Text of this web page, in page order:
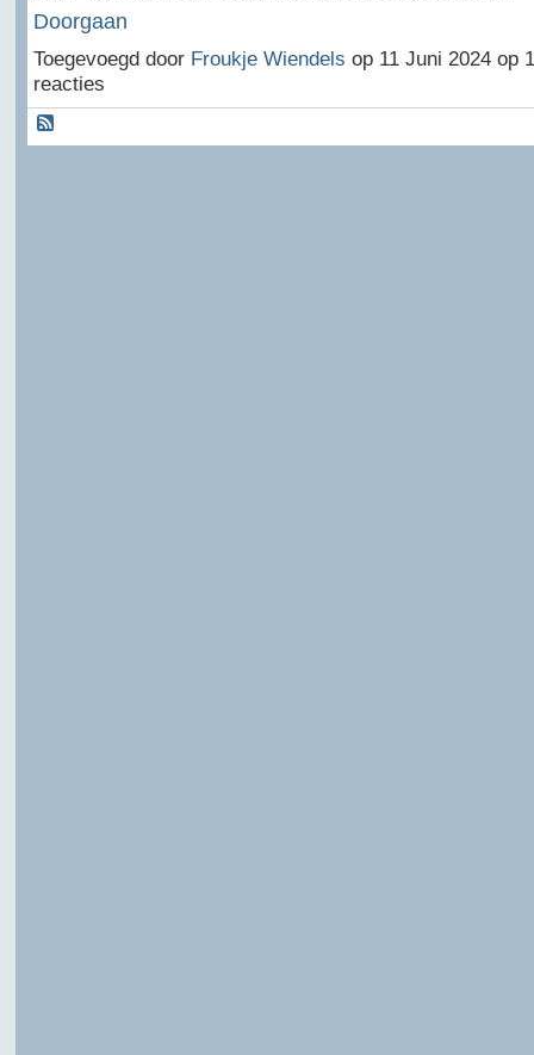
Doorgaan
Toegevoegd door Froukje Wiendels op 11 Juni 2024 op
reacties